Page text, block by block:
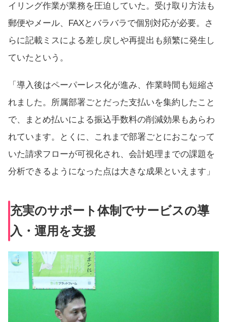
イリング作業が業務を圧迫していた。受け取り方法も
郵便やメール、FAXとバラバラで個別対応が必要。さ
らに記載ミスによる差し戻しや再提出も頻繁に発生し
ていたという。
「導入後はペーパーレス化が進み、作業時間も短縮さ
れました。所属部署ごとだった支払いを集約したこと
で、まとめ払いによる振込手数料の削減効果もあらわ
れています。とくに、これまで部署ごとにおこなって
いた請求フローが可視化され、会計処理までの課題を
分析できるようになった点は大きな成果といえます」
充実のサポート体制でサービスの導
入・運用を支援